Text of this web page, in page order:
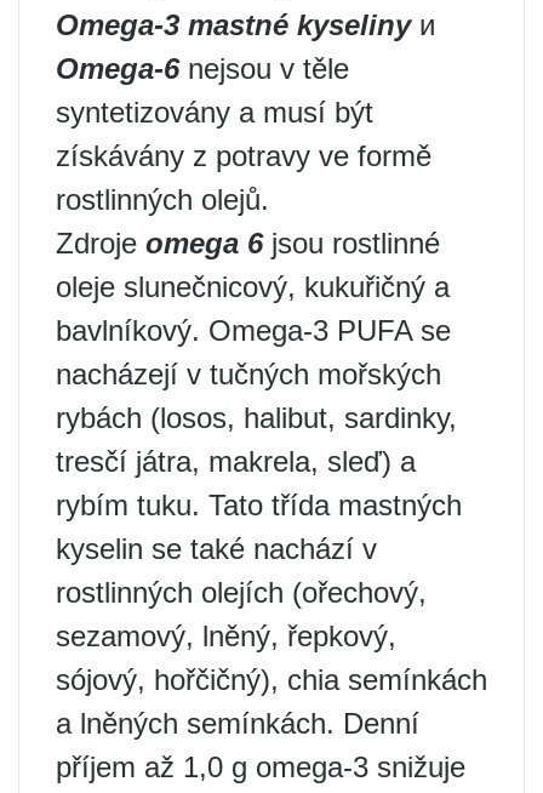
Omega-3 mastné kyselinyи
Omega-6nejsou v těle
syntetizovány a musí být
získávány z potravy ve formě
rostlinných olejů.
Zdroje omega 6jsou rostlinné
oleje slunečnicový, kukuřičný a
bavlníkový. Omega-3 PUFA se
nacházejí v tučných mořských
rybách (losos, halibut, sardinky,
tresčí játra, makrela, sleď) a
rybím tuku. Tato třída mastných
kyselin se také nachází v
rostlinných olejích (ořechový,
sezamový, lněný, řepkový,
sójový, hořčičný), chia semínkách
a lněných semínkách. Denní
příjem až 1,0 g omega-3 snižuje